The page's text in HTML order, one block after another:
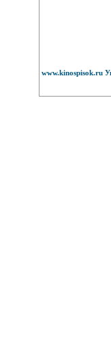
www.kinospisok.ru